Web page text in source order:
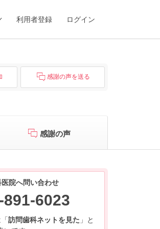
利用者登録 ログイン
感謝の声を送る
感謝の声
院へ問い合わせ
891-6023
訪問歯科ネットを見た 」と